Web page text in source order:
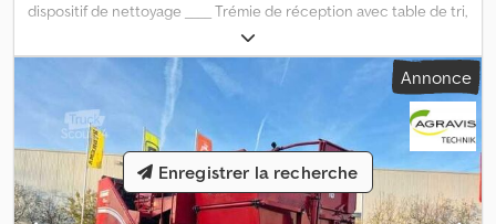
dispositif de nettoyage ____ Trémie de réception avec table de tri,
largeur de la bande transporteuse de 2,00 m, séparateur de
matières étrangères, châssis de manœuvre, lieu de stockage :
chez le client. Cjdpfezk Dhwex Akbjha
Annonce
Enregistrer la recherche